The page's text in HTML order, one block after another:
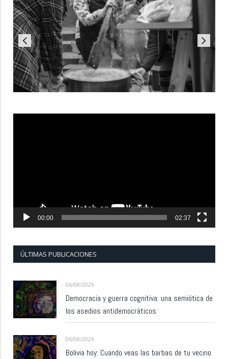
00:00 02:37
ÚLTIMAS PUBLICACIONES
06/08/2026
Democracia y guerra cognitiva: una semiótica de
los asedios antidemocráticos
06/08/2026
Bolivia hoy: Cuando veas las barbas de tu vecino